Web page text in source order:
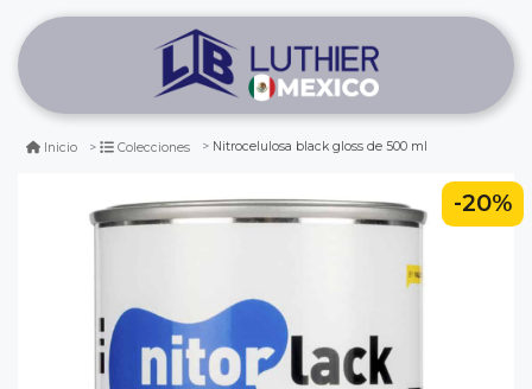
Inicio Colecciones Nitrocelulosa black gloss de 500 ml
-20%